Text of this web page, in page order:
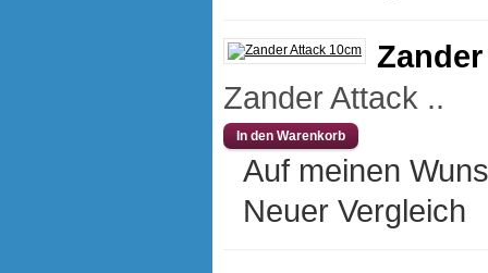
Zander Attack ..
Auf meinen
Neuer Vergleich